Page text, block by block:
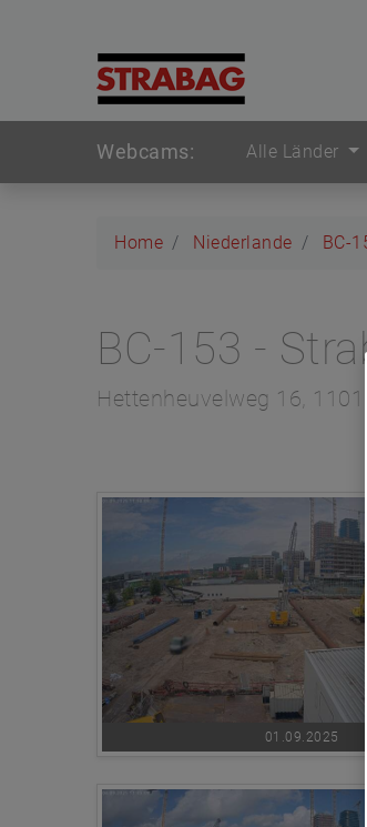
Webcams: Alle Länder
Home Niederlande BC-
BC-153 -
Hettenheuvelweg 16, 1101
01.09.2025